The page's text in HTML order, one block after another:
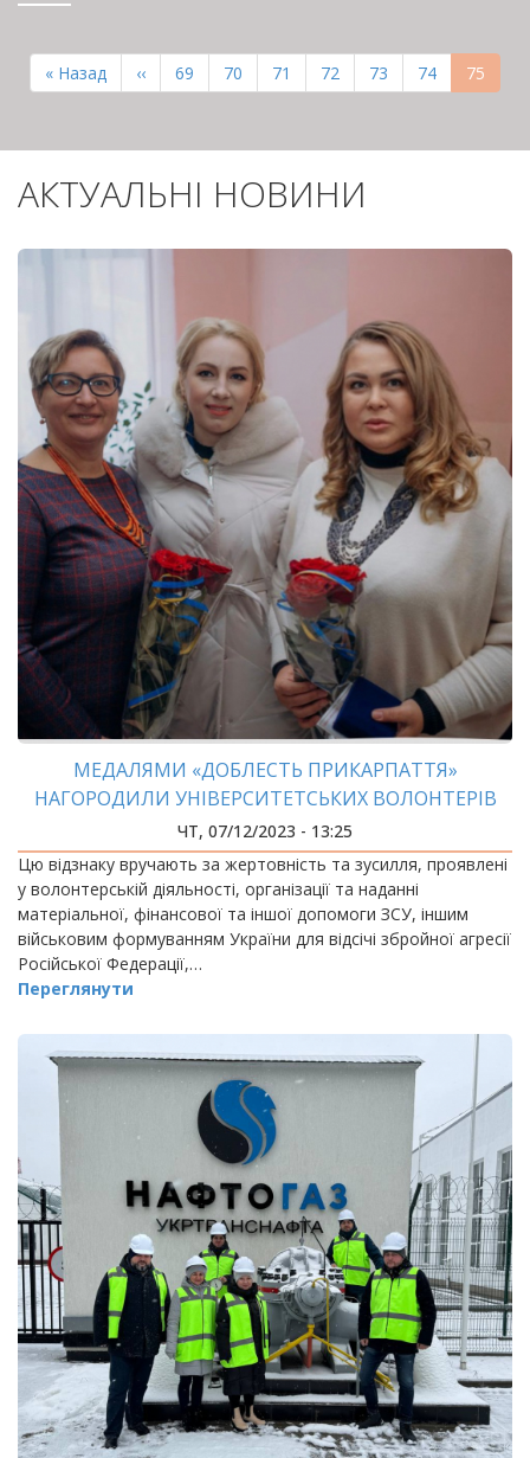
СТОРІНКИ
Перша
сторінка
« Назад
Попередня
сторінка
‹‹ Page
69 Page
70 Page
71 Page
72 Page
73 Page
74 75
АКТУАЛЬНІ НОВИНИ
МЕДАЛЯМИ «ДОБЛЕСТЬ ПРИКАРПАТТЯ»
НАГОРОДИЛИ УНІВЕРСИТЕТСЬКИХ ВОЛОНТЕРІВ
ЧТ, 07/12/2023 - 13:25
Цю відзнаку вручають за жертовність та зусилля, проявлені
у волонтерській діяльності, організації та наданні
матеріальної, фінансової та іншої допомоги ЗСУ, іншим
військовим формуванням України для відсічі збройної агресії
Російської Федерації,…
Переглянути